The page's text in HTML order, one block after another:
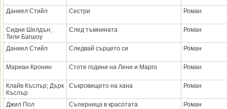
Даниел Стийл Сестри Роман
Сидни Шелдън;
Тили Багшоу
След тъмнината Роман
Даниел Стийл Следвай сърцето си Роман
Мариан Кронин Стоте години на Лени и Марго Роман
Клайв Къслър; Дърк
Къслър
Съкровището на хана Роман
Джил Пол Съперница в красотата Роман